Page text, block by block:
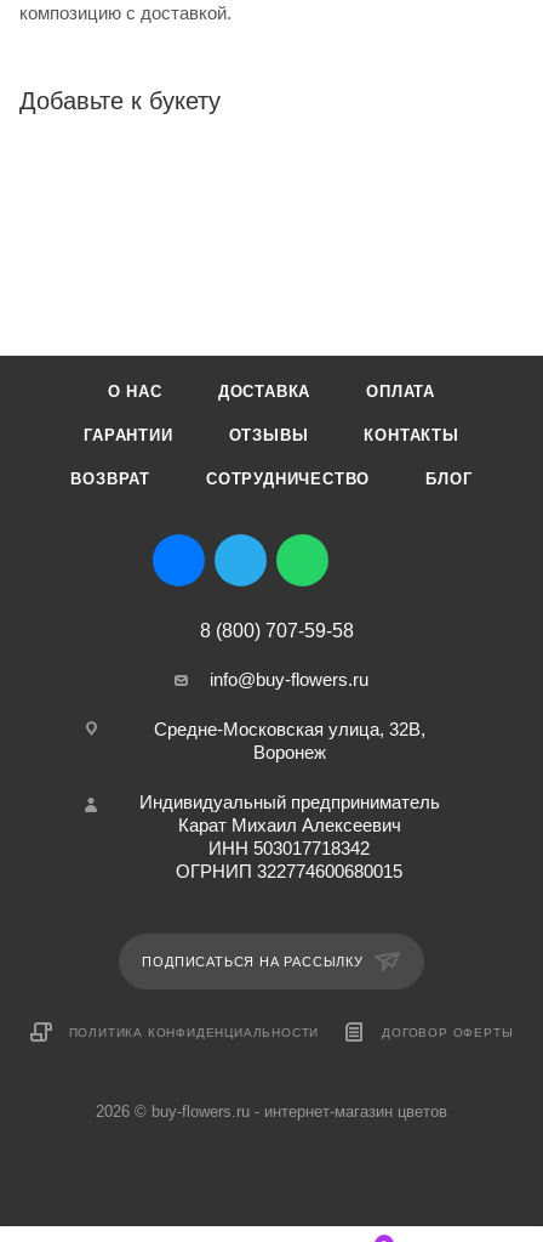
композицию с доставкой.
Добавьте к букету
О НАС ДОСТАВКА ОПЛАТА
ГАРАНТИИ ОТЗЫВЫ КОНТАКТЫ
ВОЗВРАТ СОТРУДНИЧЕСТВО БЛОГ
8 (800) 707-59-58
info@buy-flowers.ru
Средне-Московская улица, 32В,
Воронеж
Индивидуальный предприниматель
Карат Михаил Алексеевич
ИНН 503017718342
ОГРНИП 322774600680015
ПОДПИСАТЬСЯ НА РАССЫЛКУ
ПОЛИТИКА КОНФИДЕНЦИАЛЬНОСТИ ДОГОВОР ОФЕРТЫ
2026 © buy-flowers.ru - интернет-магазин цветов